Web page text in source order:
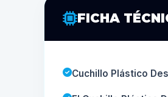
FICHA
Cuchillo Plástico